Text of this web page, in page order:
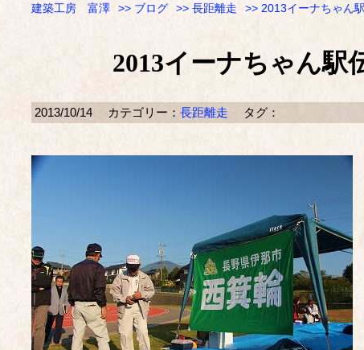
建築工房 富澤 >> ブログ >> 長距離走 >> 2013イーナちゃん
2013イーナちゃん駅
2013/10/14 カテゴリー： 長距離走 タグ：